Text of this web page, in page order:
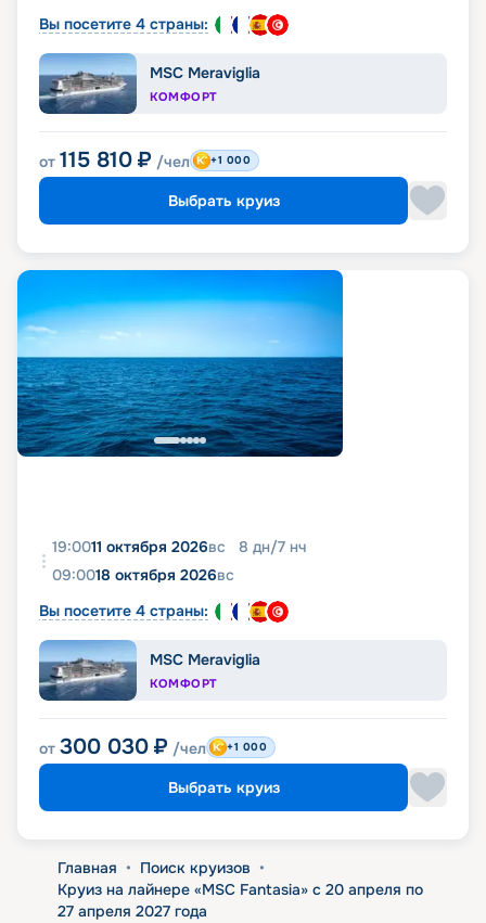
Вы посетите 4 страны:
MSC Meraviglia
КОМФОРТ
от 115 810 ₽ /чел +1 000
Выбрать круиз
19:0011 октября 2026вс 8 дн/7 нч
09:0018 октября 2026вс
Вы посетите 4 страны:
MSC Meraviglia
КОМФОРТ
от 300 030 ₽ /чел +1 000
Выбрать круиз
Главная • Поиск круизов •
Круиз на лайнере «MSC Fantasia» с 20 апреля по
27 апреля 2027 года